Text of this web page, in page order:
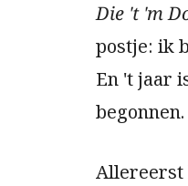
Die 't 'm
postje: ik
En 't jaar
begonnen.
Allereerst